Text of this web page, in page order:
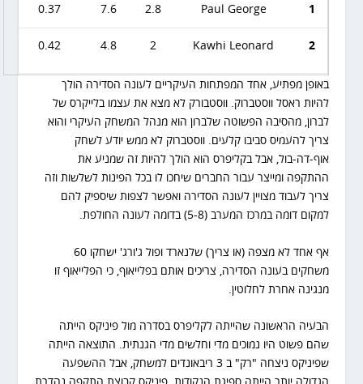
1
Paul George
2.8
7.6
0.37
2
Kawhi Leonard
2
4.8
0.42
3
Norman Powell
1.9
4.8
4
Bones Hyland
1.9
5.3
5
Luke Kennard
1.7
3.8
0.45
7
Nicolas Batum
1.6
4.1
0.39
8
9
Terance Mann
1
2.4
באופן מפתיע, אחד המפתחות העיקריים לעונה הסדירה הולך
להיות ראסל ווסטברוק. ווסטבורק לא מצא את עצמו בלייקרס של
לברון, מהסיבה הפשוטה שלברון הוא מנהל המשחק העיקרי והוא
צריך להעמיס סביבו קלעים. ווסטברוק לא ממש יודע לשחק
אוף-דה-בול, אבל בקליפרס הוא הולך להיות זה שמניע את
ההתקפה ומייצר עבור החברים שיחכו לו בכל הפינות לשלשות וזה
צריך לעבוד מצויין לעונה הסדירה ואפשר לצפות שיספיק להם
למקום דומה במרכז המערב (5-8) בדומה לעונה החולפת.
אף אחד לא מצפה (או צריך) שלנארד ופול ג'ורג' ישחקו 60
משחקים בעונה הסדירה, צריכים אותם בפלייאוף, כי הפלייאוף זו
מנגינה אחרת לחלוטין.
הבעיה הראשונה שהייתה לקליפרס בסדרה מול פיניקס הייתה
שהם פשוט היו נמוכים מדי וחלשים מדי הגנתית. התוצאה הייתה
שפיניקס ניצחה "רק" ב 3 ריבאונדים למשחק, אבל ההשפעה